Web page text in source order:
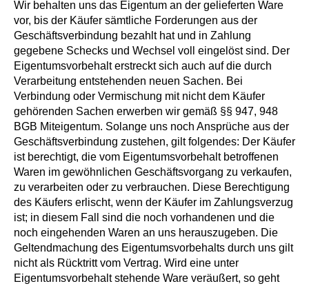
Wir behalten uns das Eigentum an der gelieferten Ware
vor, bis der Käufer sämtliche Forderungen aus der
Geschäftsverbindung bezahlt hat und in Zahlung
gegebene Schecks und Wechsel voll eingelöst sind. Der
Eigentumsvorbehalt erstreckt sich auch auf die durch
Verarbeitung entstehenden neuen Sachen. Bei
Verbindung oder Vermischung mit nicht dem Käufer
gehörenden Sachen erwerben wir gemäß §§ 947, 948
BGB Miteigentum. Solange uns noch Ansprüche aus der
Geschäftsverbindung zustehen, gilt folgendes: Der Käufer
ist berechtigt, die vom Eigentumsvorbehalt betroffenen
Waren im gewöhnlichen Geschäftsvorgang zu verkaufen,
zu verarbeiten oder zu verbrauchen. Diese Berechtigung
des Käufers erlischt, wenn der Käufer im Zahlungsverzug
ist; in diesem Fall sind die noch vorhandenen und die
noch eingehenden Waren an uns herauszugeben. Die
Geltendmachung des Eigentumsvorbehalts durch uns gilt
nicht als Rücktritt vom Vertrag. Wird eine unter
Eigentumsvorbehalt stehende Ware veräußert, so geht